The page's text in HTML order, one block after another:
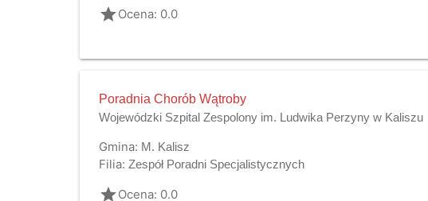
gradeOcena: 0.0
Poradnia Chorób Wątroby
Wojewódzki Szpital Zespolony im. Ludwika Perzyny w Kaliszu
Gmina: M. Kalisz
Filia: Zespół Poradni Specjalistycznych
gradeOcena: 0.0